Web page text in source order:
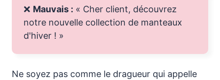
❌ Mauvais : « Cher client, découvrez
notre nouvelle collection de manteaux
d'hiver ! »
Ne soyez pas comme le dragueur qui appelle